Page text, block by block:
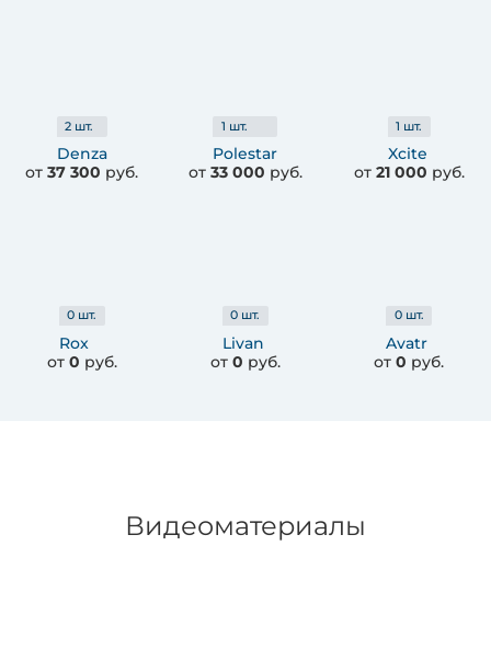
2 шт.
Denza
от37 300 руб.
1 шт.
Polestar
от 33 000 руб.
1 шт.
Xcite
от 21 000 руб.
0 шт.
Rox
от 0 руб.
0 шт.
Livan
от 0 руб.
0шт.
Avatr
от0 руб.
Видеоматериалы